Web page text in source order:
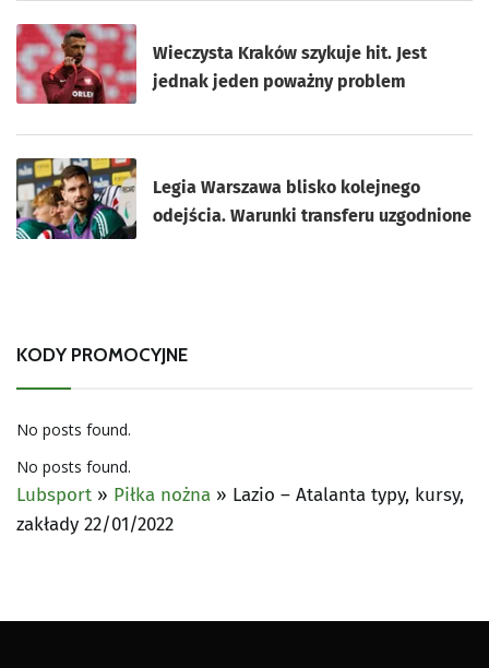
Wieczysta Kraków szykuje hit. Jest
jednak jeden poważny problem
Legia Warszawa blisko kolejnego
odejścia. Warunki transferu uzgodnione
KODY PROMOCYJNE
No posts found.
No posts found.
Lubsport » Piłka nożna » Lazio – Atalanta typy, kursy,
zakłady 22/01/2022